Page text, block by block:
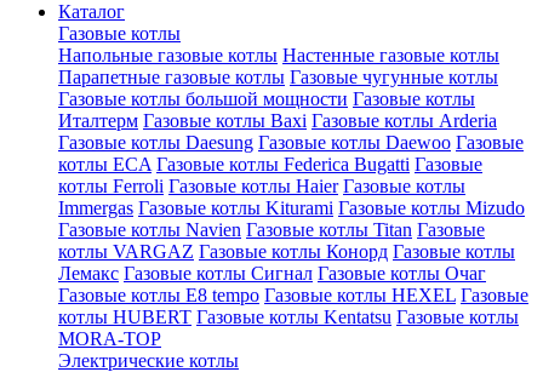
Каталог
Газовые котлы
Напольные газовые котлы Настенные газовые котлы
Парапетные газовые котлы Газовые чугунные котлы
Газовые котлы большой мощности Газовые котлы
Италтерм Газовые котлы Baxi Газовые котлы Arderia
Газовые котлы Daesung Газовые котлы Daewoo Газовые
котлы ECA Газовые котлы Federica Bugatti Газовые
котлы Ferroli Газовые котлы Haier Газовые котлы
Immergas Газовые котлы Kiturami Газовые котлы Mizudo
Газовые котлы Navien Газовые котлы Titan Газовые
котлы VARGAZ Газовые котлы Конорд Газовые котлы
Лемакс Газовые котлы Сигнал Газовые котлы Очаг
Газовые котлы E8 tempo Газовые котлы HEXEL Газовые
котлы HUBERT Газовые котлы Kentatsu Газовые котлы
MORA-TOP
Электрические котлы